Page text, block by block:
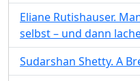
Eliane Rutishauser.
selbst – und dann
Sudarshan Shetty. A